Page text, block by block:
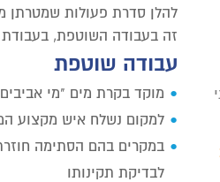
להלן סדרת פעולות שמטרתן
זה בעבודה השוטפת, בעבודת
עבודה שוטפת
מוקד בקרת מים "מי
למקום נשלח איש מקצוע
במקרים בהם הסתימה
לבדיקת תקינותו